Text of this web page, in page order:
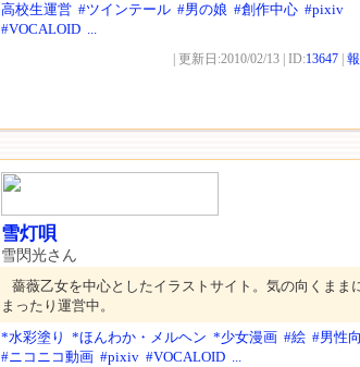
高校生運営 #ツインテール #男の娘 #創作中心 #pixiv
#VOCALOID ...
| 更新日:2010/02/13 | ID:13647
雪灯唄
雪閃光さん
薔薇乙女を中心としたイラストサイト。気の向くまま
まったり運営中。
*水彩塗り *ほんわか・メルヘン *少女漫画 #絵 #男性
#ニコニコ動画 #pixiv #VOCALOID ...